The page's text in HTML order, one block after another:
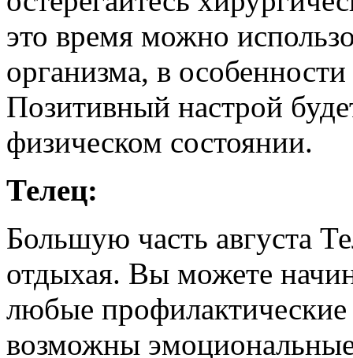
это время можно
организма, в
Позитивный настрой
физическом состоянии.
Телец:
Большую часть августа
отдыхая. Вы можете
любые
возможны эмоциональные